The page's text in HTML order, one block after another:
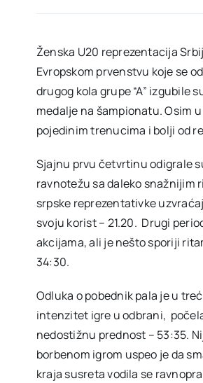
Ženska U20 reprezentacija
Evropskom prvenstvu koje se
drugog kola grupe “A” izgubile
medalje na šampionatu. Osim
pojedinim trenucima i bolji od
Sjajnu prvu četvrtinu odigrale
ravnotežu sa daleko snažnijim
srpske reprezentativke
svoju korist – 21.20. Drugi
akcijama, ali je nešto sporiji
34:30.
Odluka o pobednik pala je u
intenzitet igre u odbrani,
nedostižnu prednost – 53:35.
borbenom igrom uspeo je da
kraja susreta vodila se